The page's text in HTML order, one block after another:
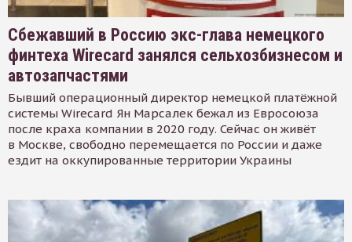
Сбежавший в Россию экс-глава немецкого
финтеха Wirecard занялся сельхозбизнесом и
автозапчастями
Бывший операционный директор немецкой платёжной
системы Wirecard Ян Марсалек бежал из Евросоюза
после краха компании в 2020 году. Сейчас он живёт
в Москве, свободно перемещается по России и даже
ездит на оккупированные территории Украины